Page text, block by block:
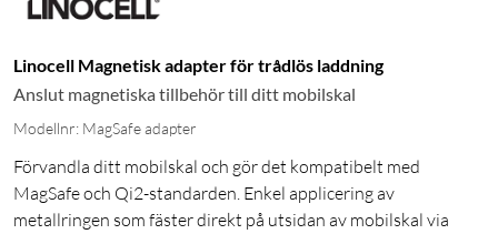
Linocell Magnetisk adapter för trådlös laddning
Anslut magnetiska tillbehör till ditt mobilskal
Modellnr: MagSafe adapter
Förvandla ditt mobilskal och gör det kompatibelt med
MagSafe och Qi2-standarden. Enkel applicering av
metallringen som fäster direkt på utsidan av mobilskal via